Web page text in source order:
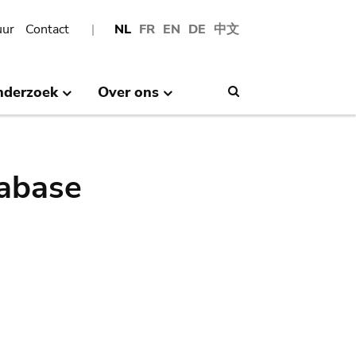
NL FR EN DE 中文
Contact
Over ons